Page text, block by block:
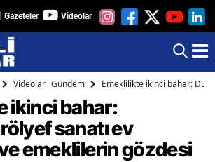
Gazeteler Videolar
Videolar Gündem Emeklilikte ikinci bahar:
ikinci bahar:
sanatı ev
ve emeklilerin gözdesi